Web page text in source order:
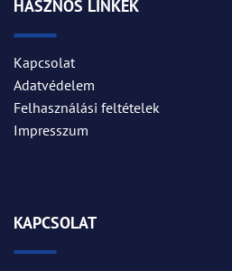
HASZNOS LINKEK
Kapcsolat
Adatvédelem
Felhasználási feltételek
Impresszum
KAPCSOLAT